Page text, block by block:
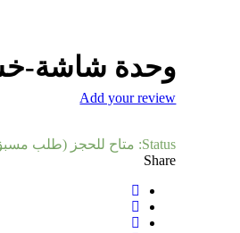
وحدة شاشة-
Add your review
Status: متاح للحجز (طلب
Share